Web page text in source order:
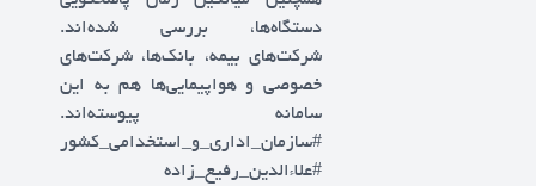
دستگاه‌ها، بررسی شده‌‌اند.
شرکت‌های بیمه، بانک‌‌ها، شرکت‌‌های
خصوصی و هواپیمایی‌‌ها هم به این
سامانه پیوسته‌‌اند.
#سازمان_اداری_و_استخدامی_کشور
#علاءالدین_رفیع_زاده